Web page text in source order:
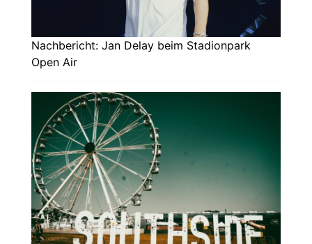
Nachbericht: Jan Delay beim Stadionpark
Open Air